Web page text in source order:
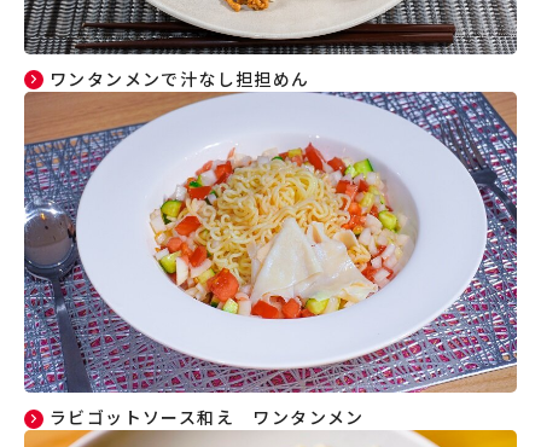
ワンタンメンで汁なし担担めん
ラビゴットソース和え ワンタンメン